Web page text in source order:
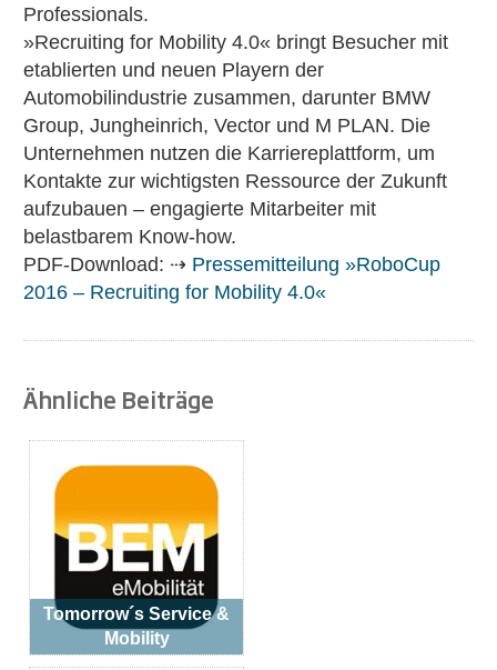
Professionals.
»Recruiting for Mobility 4.0« bringt Besucher mit
etablierten und neuen Playern der
Automobilindustrie zusammen, darunter BMW
Group, Jungheinrich, Vector und M PLAN. Die
Unternehmen nutzen die Karriereplattform, um
Kontakte zur wichtigsten Ressource der Zukunft
aufzubauen – engagierte Mitarbeiter mit
belastbarem Know-how.
PDF-Download: ⇢ Pressemitteilung »RoboCup
2016 – Recruiting for Mobility 4.0«
Ähnliche Beiträge
Tomorrow´s Service &
Mobility